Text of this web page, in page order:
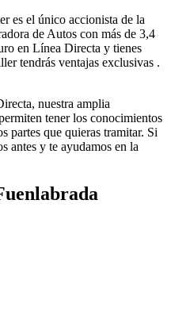
es el único accionista de la
de Autos con más de 3,4
en Línea Directa y tienes
tendrás ventajas exclusivas .
nuestra amplia
tener los conocimientos
partes que quieras tramitar. Si
antes y te ayudamos en la